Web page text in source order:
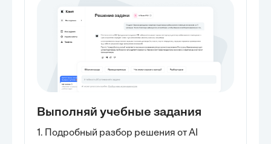
Выполняй учебные задания
1. Подробный разбор решения от AI